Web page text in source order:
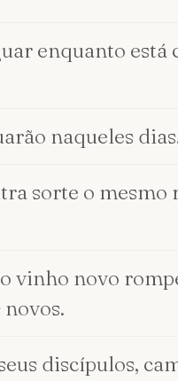
enquanto está
naqueles
sorte o mesmo
novo
discípulos,